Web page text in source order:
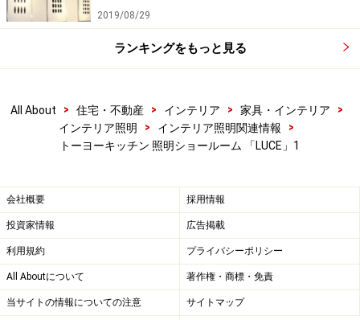
2019/08/29
ランキングをもっと見る
All About > 住宅・不動産 > インテリア > 家具・インテリア
>
インテリア照明
> インテリア照明関連情報
>
トーヨーキッチン 照明ショールーム 「LUCE」1
会社概要 採用情報
投資家情報 広告掲載
利用規約 プライバシーポリシー
All Aboutについて 著作権・商標・免責
当サイトの情報についての注意 サイトマップ